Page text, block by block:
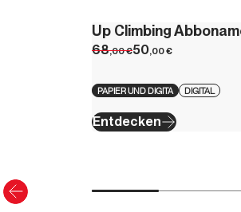
Up Climbing
68,00€50,00€
PAPIER UND DIGITA DIGITAL
Entdecken